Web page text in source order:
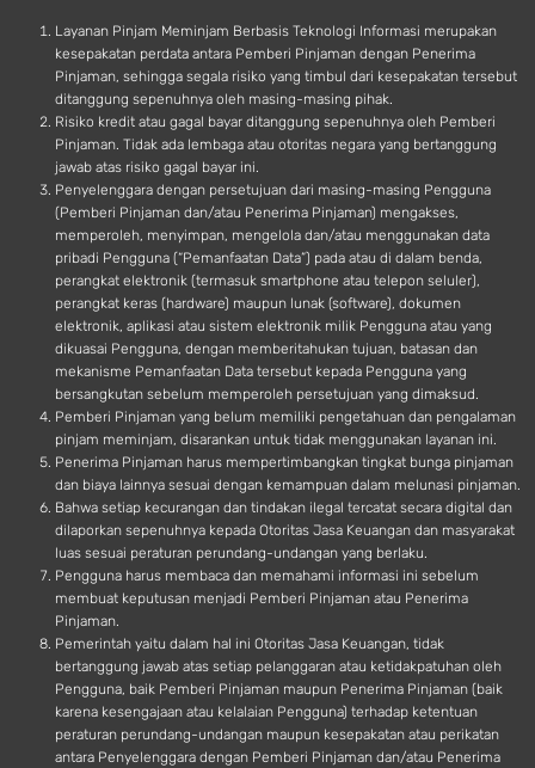
d
Layanan Pinjam Meminjam Berbasis Teknologi Informasi merupakan
kesepakatan perdata antara Pemberi Pinjaman dengan Penerima
Pinjaman, sehingga segala risiko yang timbul dari kesepakatan tersebut
ditanggung sepenuhnya oleh masing-masing pihak.
Risiko kredit atau gagal bayar ditanggung sepenuhnya oleh Pemberi
Pinjaman. Tidak ada lembaga atau otoritas negara yang bertanggung
jawab atas risiko gagal bayar ini.
Penyelenggara dengan persetujuan dari masing-masing Pengguna
(Pemberi Pinjaman dan/atau Penerima Pinjaman) mengakses,
memperoleh, menyimpan, mengelola dan/atau menggunakan data
pribadi Pengguna (“Pemanfaatan Data”) pada atau di dalam benda,
perangkat elektronik (termasuk smartphone atau telepon seluler),
perangkat keras (hardware) maupun lunak (software), dokumen
elektronik, aplikasi atau sistem elektronik milik Pengguna atau yang
dikuasai Pengguna, dengan memberitahukan tujuan, batasan dan
mekanisme Pemanfaatan Data tersebut kepada Pengguna yang
bersangkutan sebelum memperoleh persetujuan yang dimaksud.
Pemberi Pinjaman yang belum memiliki pengetahuan dan pengalaman
pinjam meminjam, disarankan untuk tidak menggunakan layanan ini.
Penerima Pinjaman harus mempertimbangkan tingkat bunga pinjaman
dan biaya lainnya sesuai dengan kemampuan dalam melunasi pinjaman.
Bahwa setiap kecurangan dan tindakan ilegal tercatat secara digital dan
dilaporkan sepenuhnya kepada Otoritas Jasa Keuangan dan masyarakat
luas sesuai peraturan perundang-undangan yang berlaku.
Pengguna harus membaca dan memahami informasi ini sebelum
membuat keputusan menjadi Pemberi Pinjaman atau Penerima
Pinjaman.
Pemerintah yaitu dalam hal ini Otoritas Jasa Keuangan, tidak
bertanggung jawab atas setiap pelanggaran atau ketidakpatuhan oleh
Pengguna, baik Pemberi Pinjaman maupun Penerima Pinjaman (baik
karena kesengajaan atau kelalaian Pengguna) terhadap ketentuan
peraturan perundang-undangan maupun kesepakatan atau perikatan
antara Penyelenggara dengan Pemberi Pinjaman dan/atau Penerima